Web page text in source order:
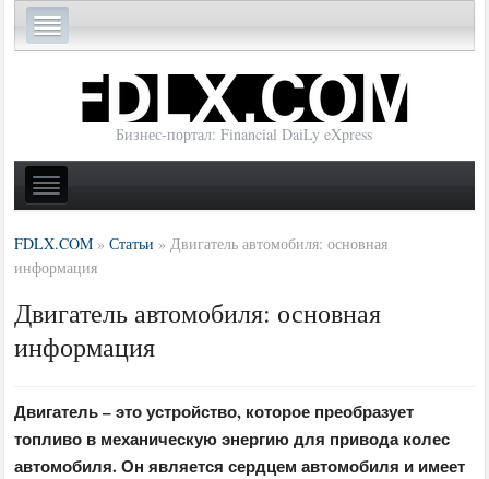
Бизнес-портал: Financial DaiLy eXpress
FDLX.COM »Статьи » Двигатель автомобиля: основная
информация
Двигатель автомобиля: основная
информация
Двигатель – это устройство, которое преобразует
топливо в механическую энергию для привода колес
автомобиля. Он является сердцем автомобиля и имеет